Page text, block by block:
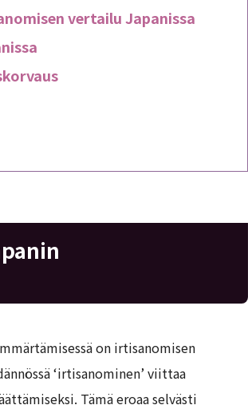
vertailu Japanissa
on irtisanomisen
‘irtisanominen’ viittaa
Tämä eroaa selvästi